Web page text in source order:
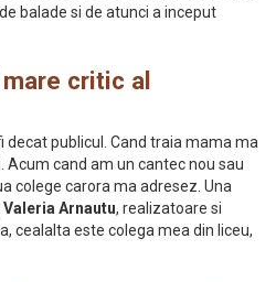
balade si de atunci a inceput
critic al
decat publicul. Cand traia mama ma
Acum cand am un cantec nou sau
colege carora ma adresez. Una
Valeria Arnautu, realizatoare si
cealalta este colega mea din liceu,